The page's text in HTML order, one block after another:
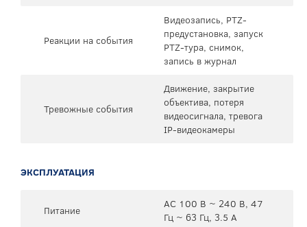
Реакции на события
Видеозапись, PTZ-
предустановка, запуск
PTZ-тура, снимок,
запись в журнал
Тревожные события
Движение, закрытие
объектива, потеря
видеосигнала, тревога
IP-видеокамеры
ЭКСПЛУАТАЦИЯ
Питание
AC 100 В ~ 240 В, 47
Гц ~ 63 Гц, 3.5 А